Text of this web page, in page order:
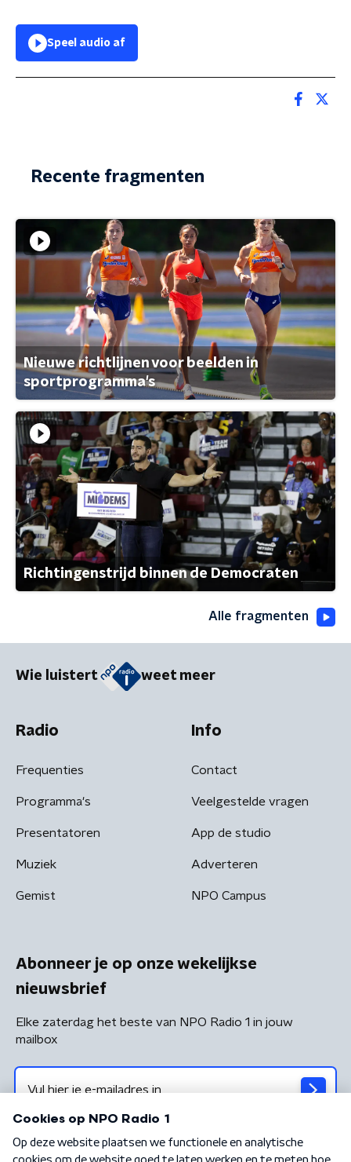
Speel audio af
Recente fragmenten
Nieuwe richtlijnen voor beelden in
sportprogramma's
Richtingenstrijd binnen de Democraten
Alle fragmenten
Wie luistert weet meer
Radio
Frequenties
Programma's
Presentatoren
Muziek
Gemist
Info
Contact
Veelgestelde vragen
App de studio
Adverteren
NPO Campus
Abonneer je op onze wekelijkse
nieuwsbrief
Elke zaterdag het beste van NPO Radio 1 in jouw
mailbox